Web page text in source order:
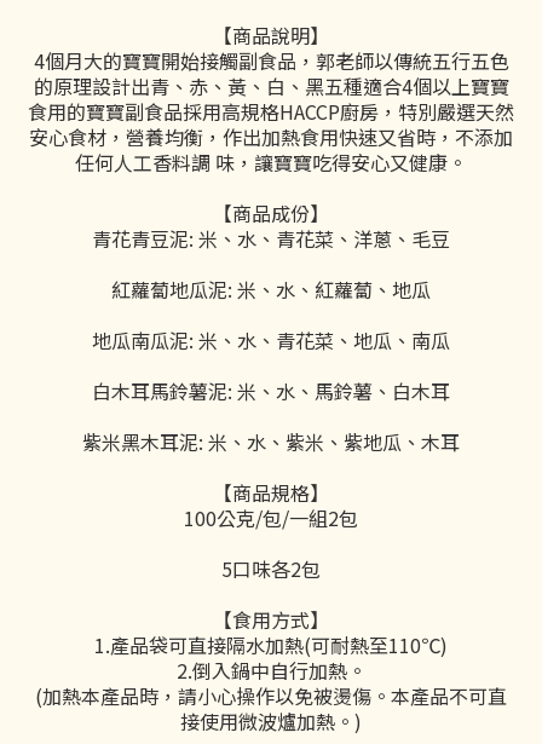
【商品說明】
4個月大的寶寶開始接觸副食品，郭老師以傳統五行五色
的原理設計出青、赤、黃、白、黑五種適合4個以上寶寶
食用的寶寶副食品採用高規格HACCP廚房，特別嚴選天然
安心食材，營養均衡，作出加熱食用快速又省時，不添加
任何人工香料調 味，讓寶寶吃得安心又健康。
【商品成份】
青花青豆泥: 米、水、青花菜、洋蔥、毛豆
紅蘿蔔地瓜泥: 米、水、紅蘿蔔、地瓜
地瓜南瓜泥: 米、水、青花菜、地瓜、南瓜
白木耳馬鈴薯泥: 米、水、馬鈴薯、白木耳
紫米黑木耳泥: 米、水、紫米、紫地瓜、木耳
【商品規格】
100公克/包/一組2包
5口味各2包
【食用方式】
1.產品袋可直接隔水加熱(可耐熱至110℃)
2.倒入鍋中自行加熱。
(加熱本產品時，請小心操作以免被燙傷。本產品不可直
接使用微波爐加熱。)